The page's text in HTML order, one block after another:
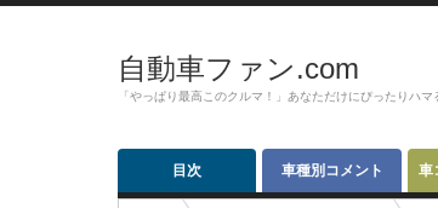
自動車ファン.com
「やっぱり最高このクルマ！」あなただけにぴったりハ
目次 車種別コメント 車